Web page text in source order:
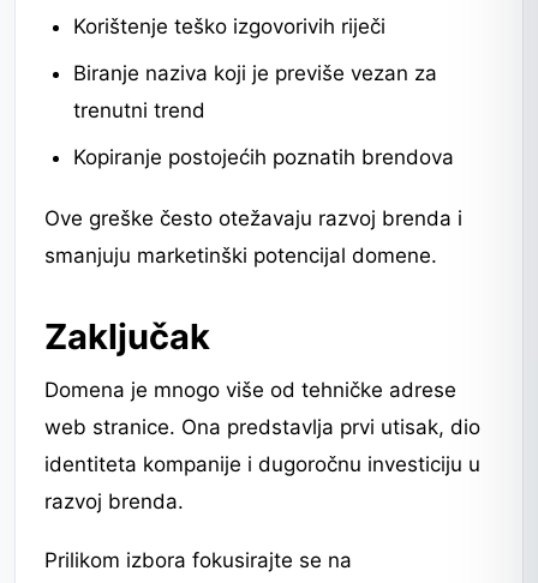
Korištenje teško izgovorivih riječi
Biranje naziva koji je previše vezan za
trenutni trend
Kopiranje postojećih poznatih brendova
Ove greške često otežavaju razvoj brenda i
smanjuju marketinški potencijal domene.
Zaključak
Domena je mnogo više od tehničke adrese
web stranice. Ona predstavlja prvi utisak, dio
identiteta kompanije i dugoročnu investiciju u
razvoj brenda.
Prilikom izbora fokusirajte se na